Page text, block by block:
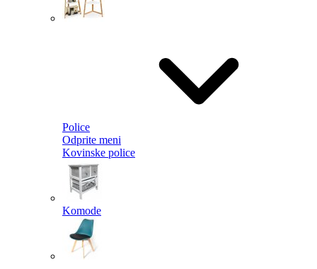
Police
Odprite meni
Kovinske police
Komode